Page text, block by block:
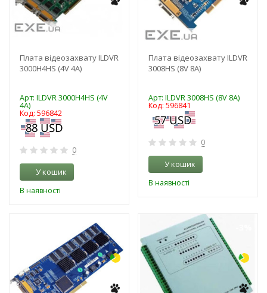
Плата відеозахвату ILDVR
3000H4HS (4V 4A)
Арт: ILDVR 3000H4HS (4V
4A)
Код: 596842
0
У кошик
В наявності
Плата відеозахвату ILDVR
3008HS (8V 8A)
Арт: ILDVR 3008HS (8V 8A)
Код: 596841
0
У кошик
В наявності